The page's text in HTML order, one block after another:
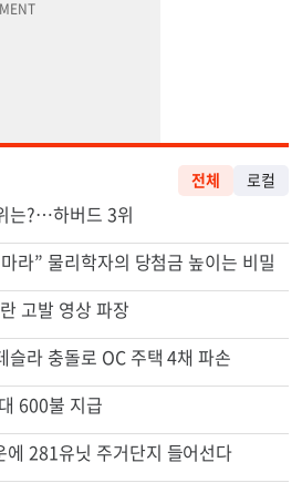
전체 로컬
는?…하버드 3위
라” 물리학자의 당첨금 높이는 비밀
고발 영상 파장
라 충돌로 OC 주택 4채 파손
600불 지급
에 281유닛 주거단지 들어선다